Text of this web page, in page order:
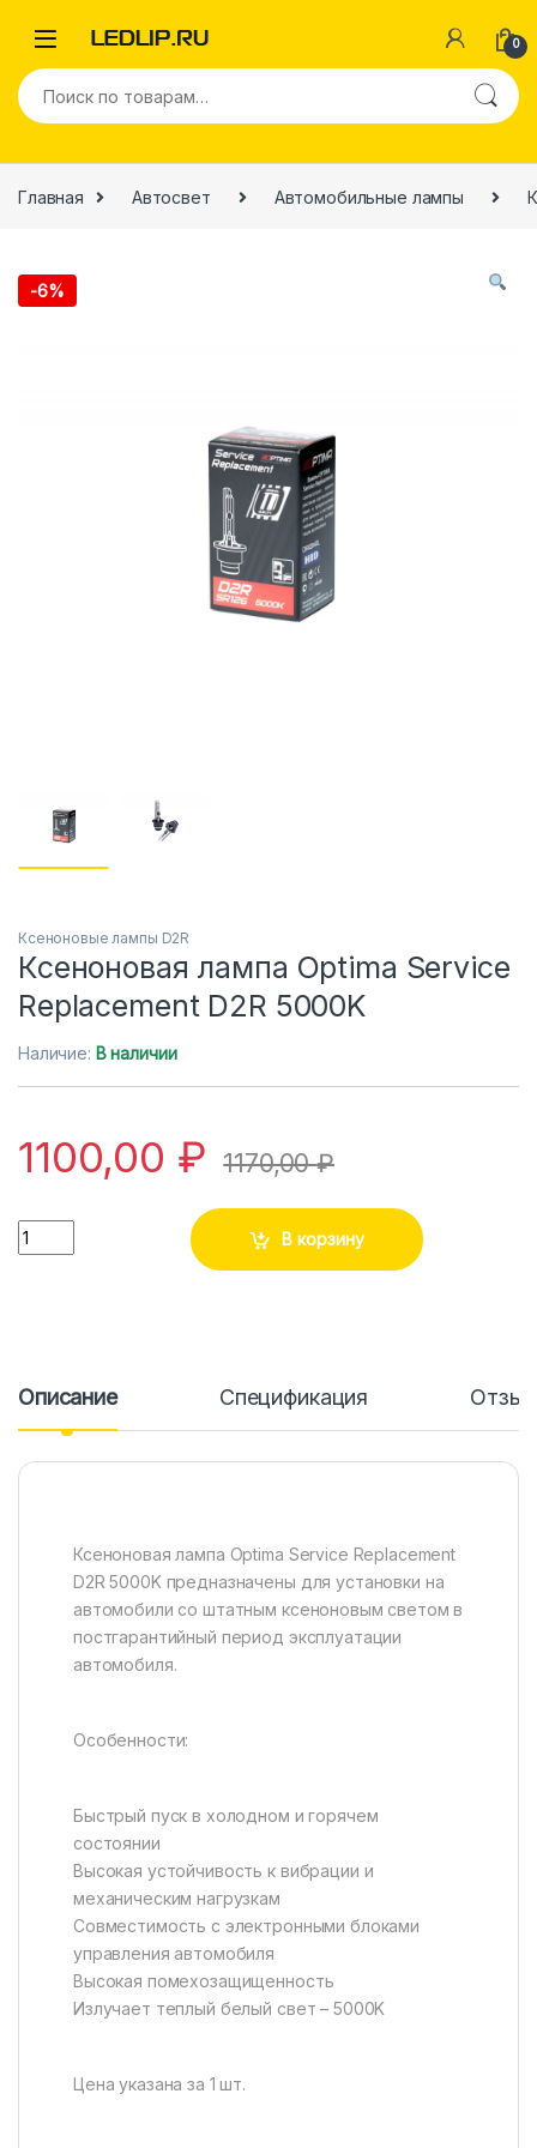
0
Главная Автосвет Автомобильные лампы
-6%
Ксеноновые лампы D2R
Ксеноновая лампа Optima Service
Replacement D2R 5000K
Наличие: В наличии
1100,00 ₽ 1170,00₽
Количество
В корзину
Описание Спецификация
Ксеноновая лампа Optima Service Replacement
D2R 5000K предназначены для установки на
автомобили со штатным ксеноновым светом в
постгарантийный период эксплуатации
автомобиля.
Особенности:
Быстрый пуск в холодном и горячем
состоянии
Высокая устойчивость к вибрации и
механическим нагрузкам
Совместимость с электронными блоками
управления автомобиля
Высокая помехозащищенность
Излучает теплый белый свет – 5000K
Цена указана за 1 шт.